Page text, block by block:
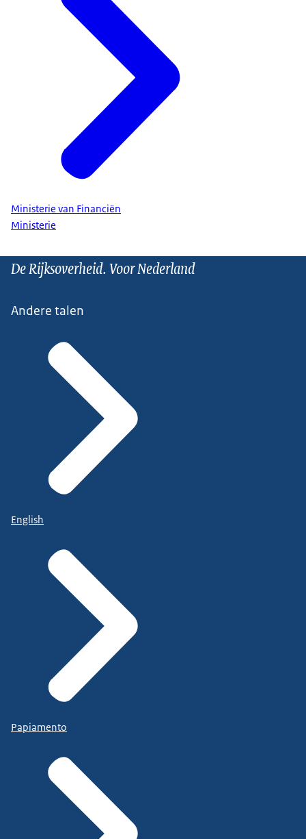
Ministerie van Financiën
Ministerie
De Rijksoverheid. Voor Nederland
Andere talen
English
Papiamento